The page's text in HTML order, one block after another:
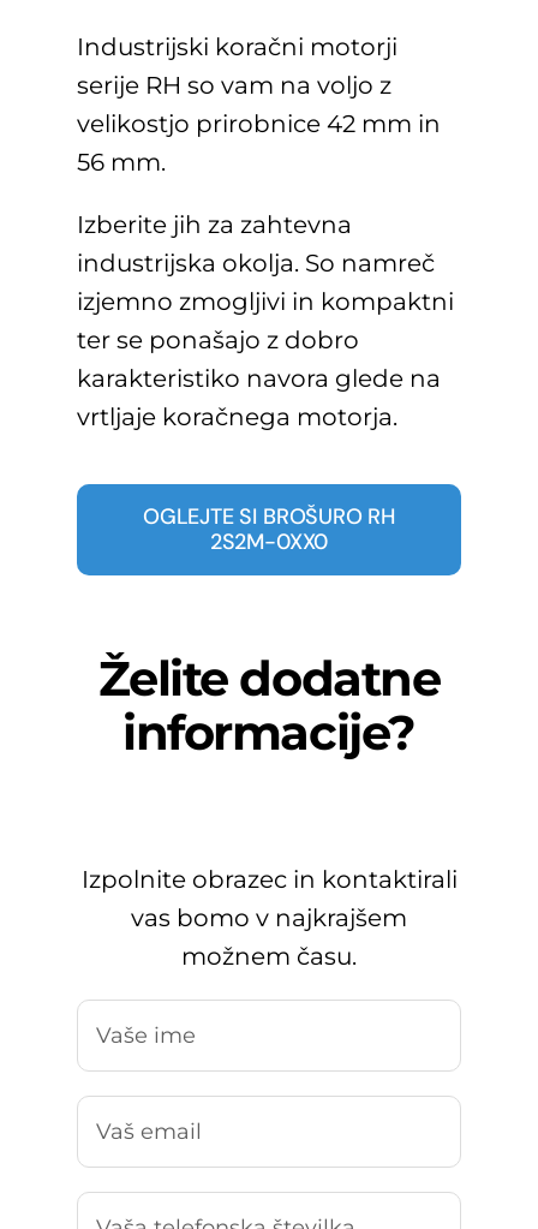
Industrijski koračni motorji
serije RH so vam na voljo z
velikostjo prirobnice 42 mm in
56 mm.
Izberite jih za zahtevna
industrijska okolja. So namreč
izjemno zmogljivi in kompaktni
ter se ponašajo z dobro
karakteristiko navora glede na
vrtljaje koračnega motorja.
OGLEJTE SI BROŠURO RH
2S2M-0XX0
Želite dodatne
informacije?
Izpolnite obrazec in kontaktirali
vas bomo v najkrajšem
možnem času.